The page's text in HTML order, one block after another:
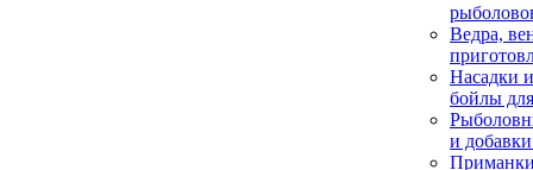
Ведра,
Насадки
бойлы
и